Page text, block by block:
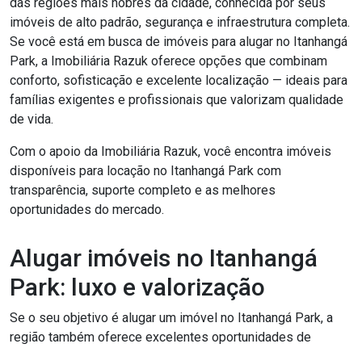
imóveis de alto padrão, segurança e infraestrutura completa.
Se você está em busca de imóveis para alugar no Itanhangá
Park, a Imobiliária Razuk oferece opções que combinam
conforto, sofisticação e excelente localização — ideais para
famílias exigentes e profissionais que valorizam qualidade
de vida.
Com o apoio da Imobiliária Razuk, você encontra imóveis
disponíveis para locação no Itanhangá Park com
transparência, suporte completo e as melhores
oportunidades do mercado.
Alugar imóveis no Itanhangá
Park: luxo e valorização
Se o seu objetivo é alugar um imóvel no Itanhangá Park, a
região também oferece excelentes oportunidades de